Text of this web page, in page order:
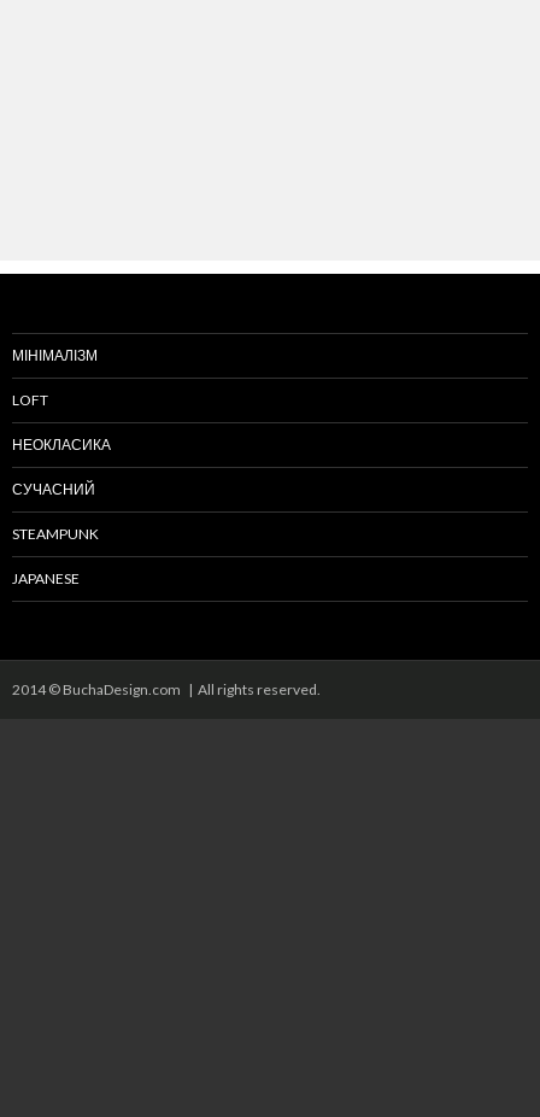
МІНІМАЛІЗМ
LOFT
НЕОКЛАСИКА
СУЧАСНИЙ
STEAMPUNK
JAPANESE
2014 © BuchaDesign.com | All rights reserved.